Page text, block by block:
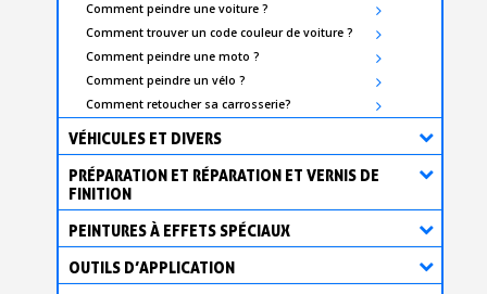
Comment peindre une voiture ?
Comment trouver un code couleur de voiture ?
Comment peindre une moto ?
Comment peindre un vélo ?
Comment retoucher sa carrosserie?
VÉHICULES ET DIVERS
PRÉPARATION ET RÉPARATION ET VERNIS DE
FINITION
PEINTURES À EFFETS SPÉCIAUX
OUTILS D’APPLICATION